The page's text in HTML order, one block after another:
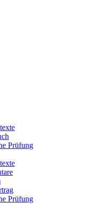
Prüfung
Prüfung